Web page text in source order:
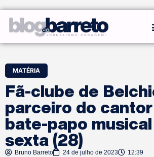
MATÉRIA
Fã-clube de
parceiro do
bate-papo
sexta (28)
Bruno Barreto 24 de julho de 2023 12:39